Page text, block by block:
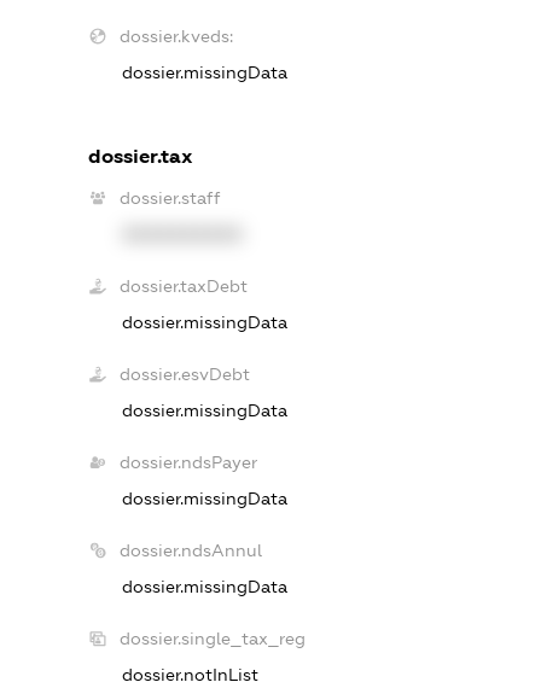
dossier.kveds:
dossier.missingData
dossier.tax
dossier.staff
dossier.taxDebt
dossier.missingData
dossier.esvDebt
dossier.missingData
dossier.ndsPayer
dossier.missingData
dossier.ndsAnnul
dossier.missingData
dossier.single_tax_reg
dossier.notInList